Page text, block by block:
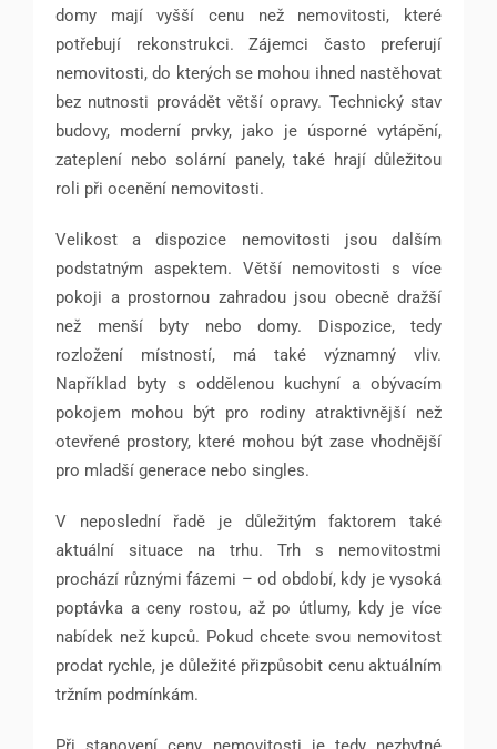
domy mají vyšší cenu než nemovitosti, které
potřebují rekonstrukci. Zájemci často preferují
nemovitosti, do kterých se mohou ihned nastěhovat
bez nutnosti provádět větší opravy. Technický stav
budovy, moderní prvky, jako je úsporné vytápění,
zateplení nebo solární panely, také hrají důležitou
roli při ocenění nemovitosti.
Velikost a dispozice nemovitosti jsou dalším
podstatným aspektem. Větší nemovitosti s více
pokoji a prostornou zahradou jsou obecně dražší
než menší byty nebo domy. Dispozice, tedy
rozložení místností, má také významný vliv.
Například byty s oddělenou kuchyní a obývacím
pokojem mohou být pro rodiny atraktivnější než
otevřené prostory, které mohou být zase vhodnější
pro mladší generace nebo singles.
V neposlední řadě je důležitým faktorem také
aktuální situace na trhu. Trh s nemovitostmi
prochází různými fázemi – od období, kdy je vysoká
poptávka a ceny rostou, až po útlumy, kdy je více
nabídek než kupců. Pokud chcete svou nemovitost
prodat rychle, je důležité přizpůsobit cenu aktuálním
tržním podmínkám.